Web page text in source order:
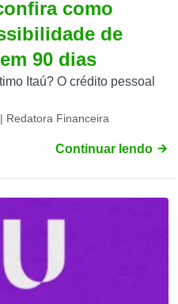
como
de
90 dias
Itaú? O crédito pessoal
Redatora Financeira
Continuar lendo